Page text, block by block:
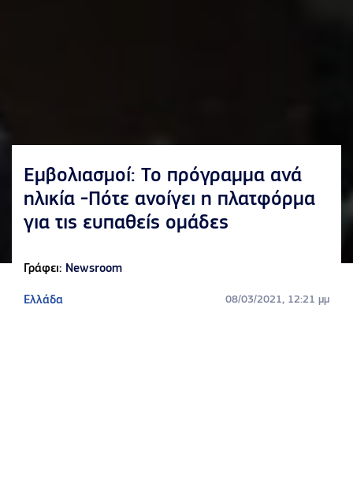
Εμβολιασμοί: Το πρόγραμμα ανά
ηλικία -Πότε ανοίγει η πλατφόρμα
για τις ευπαθείς ομάδες
Γράφει: Newsroom
Ελλάδα 08/03/2021, 12:21 μμ